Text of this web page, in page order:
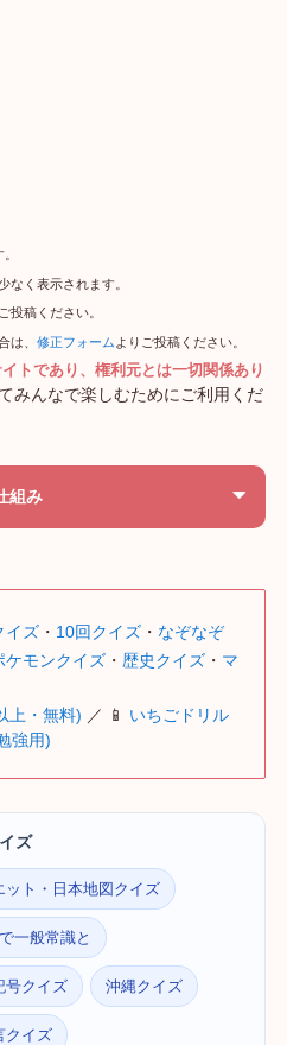
なく表示されます。
投稿ください。
は、 修正フォーム よりご投稿ください。
トであり、権利元とは一切関係あり
みんなで楽しむためにご利用くだ
組み
イズ ・ 10回クイズ ・ なぞなぞ
ケモンクイズ ・ 歴史クイズ ・ マ
上・無料) ／ 📱 いちごドリル
強用)
ズ
ット・日本地図クイズ
一般常識と
号クイズ 沖縄クイズ
クイズ